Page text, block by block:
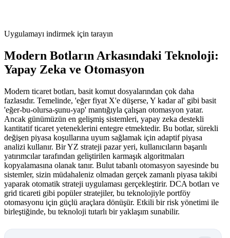
Uygulamayı indirmek için tarayın
Modern Botların Arkasındaki Teknoloji:
Yapay Zeka ve Otomasyon
Modern ticaret botları, basit komut dosyalarından çok daha
fazlasıdır. Temelinde, 'eğer fiyat X'e düşerse, Y kadar al' gibi basit
'eğer-bu-olursa-şunu-yap' mantığıyla çalışan otomasyon yatar.
Ancak günümüzün en gelişmiş sistemleri, yapay zeka destekli
kantitatif ticaret yeteneklerini entegre etmektedir. Bu botlar, sürekli
değişen piyasa koşullarına uyum sağlamak için adaptif piyasa
analizi kullanır. Bir YZ strateji pazar yeri, kullanıcıların başarılı
yatırımcılar tarafından geliştirilen karmaşık algoritmaları
kopyalamasına olanak tanır. Bulut tabanlı otomasyon sayesinde bu
sistemler, sizin müdahaleniz olmadan gerçek zamanlı piyasa takibi
yaparak otomatik strateji uygulaması gerçekleştirir. DCA botları ve
grid ticareti gibi popüler stratejiler, bu teknolojiyle portföy
otomasyonu için güçlü araçlara dönüşür. Etkili bir risk yönetimi ile
birleştiğinde, bu teknoloji tutarlı bir yaklaşım sunabilir.